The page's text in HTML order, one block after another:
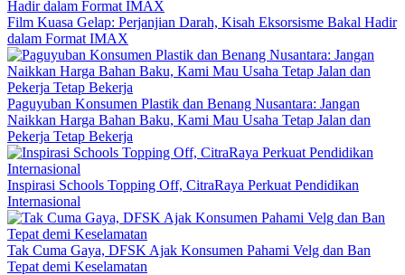
Film Kuasa Gelap: Perjanjian Darah, Kisah Eksorsisme Bakal Hadir
dalam Format IMAX
Paguyuban Konsumen Plastik dan Benang Nusantara: Jangan
Naikkan Harga Bahan Baku, Kami Mau Usaha Tetap Jalan dan
Pekerja Tetap Bekerja
Inspirasi Schools Topping Off, CitraRaya Perkuat Pendidikan
Internasional
Tak Cuma Gaya, DFSK Ajak Konsumen Pahami Velg dan Ban
Tepat demi Keselamatan